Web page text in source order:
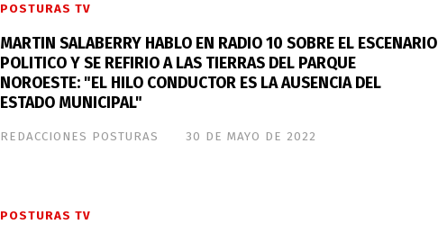
MARTIN SALABERRY HABLO EN RADIO 10 SOBRE EL ESCENARIO
POLITICO Y SE REFIRIO A LAS TIERRAS DEL PARQUE
NOROESTE: "EL HILO CONDUCTOR ES LA AUSENCIA DEL
ESTADO MUNICIPAL"
REDACCIONES POSTURAS
POSTURAS TV
30 DE MAYO DE 2022
POSTURAS TV